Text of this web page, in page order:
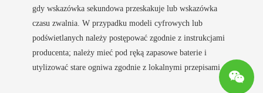
gdy wskazówka sekundowa przeskakuje lub wskazówka
czasu zwalnia. W przypadku modeli cyfrowych lub
podświetlanych należy postępować zgodnie z instrukcjami
producenta; należy mieć pod ręką zapasowe baterie i
utylizować stare ogniwa zgodnie z lokalnymi przepisami.